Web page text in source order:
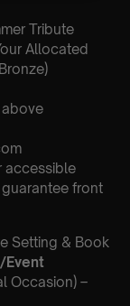
Tribute
Allocated
accessible
front
Setting & Book
Event
Occasion) –